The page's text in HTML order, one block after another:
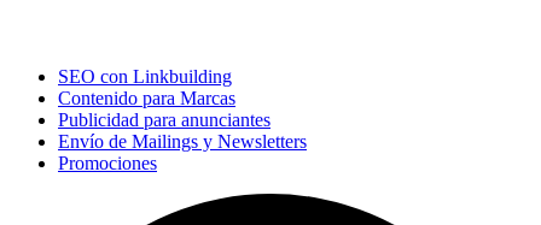
SEO con Linkbuilding
Contenido para Marcas
Publicidad para anunciantes
Envío de Mailings y Newsletters
Promociones